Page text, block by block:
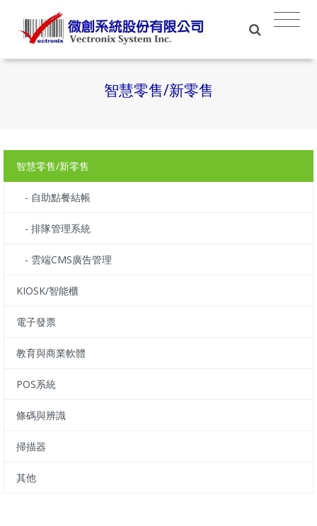
智慧零售/新零售
智慧零售/新零售
- 自助點餐結帳
- 排隊管理系統
- 雲端CMS廣告管理
KIOSK/智能櫃
電子發票
教育與商業軟體
POS系統
條碼與辨識
掃描器
其他